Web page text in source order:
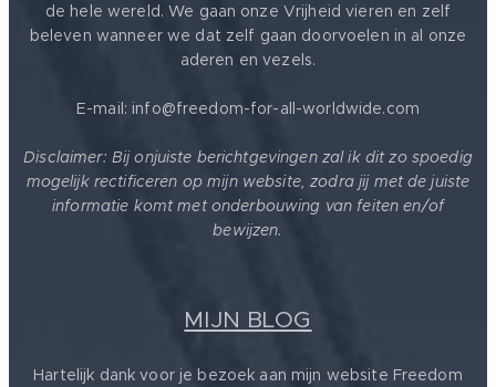
de hele wereld. We gaan onze Vrijheid vieren en zelf
beleven wanneer we dat zelf gaan doorvoelen in al onze
aderen en vezels.
E-mail: info@freedom-for-all-worldwide.com
Disclaimer: Bij onjuiste berichtgevingen zal ik dit zo spoedig
mogelijk rectificeren op mijn website, zodra jij met de juiste
informatie komt met onderbouwing van feiten en/of
bewijzen.
MIJN BLOG
Hartelijk dank voor je bezoek aan mijn website Freedom